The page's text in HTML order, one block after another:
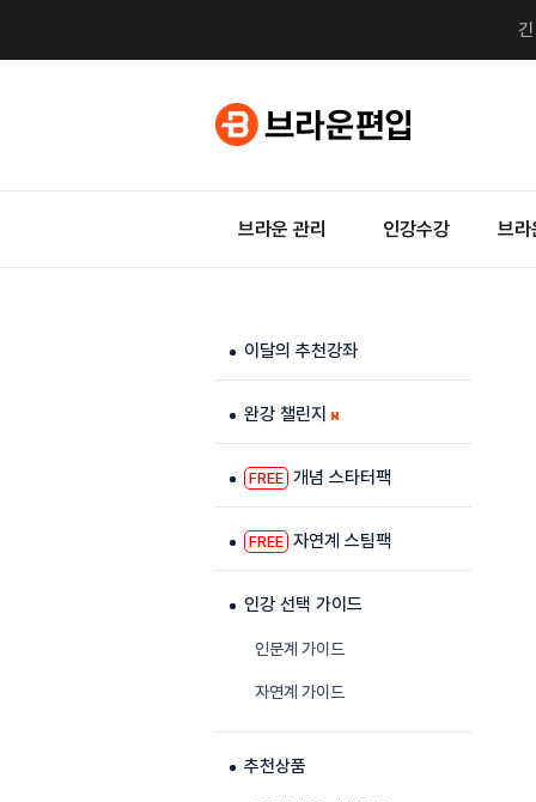
브라운 관리 인강수강 브라
이달의 추천강좌
완강 챌린지
FREE 개념 스타터팩
FREE 자연계 스팀팩
인강 선택 가이드
인문계 가이드
자연계 가이드
추천상품